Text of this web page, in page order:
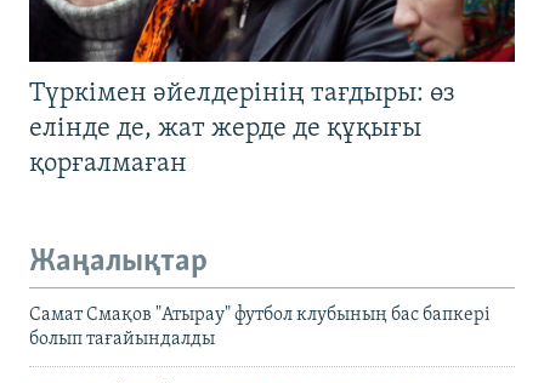
Түркімен әйелдерінің тағдыры: өз
елінде де, жат жерде де құқығы
қорғалмаған
Жаңалықтар
Самат Смақов "Атырау" футбол клубының бас бапкері
болып тағайындалды